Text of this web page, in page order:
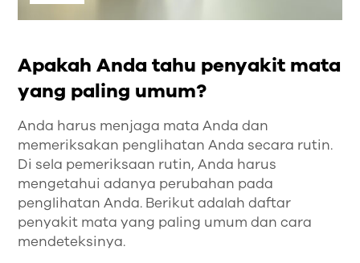
Apakah Anda tahu penyakit mata
yang paling umum?
Anda harus menjaga mata Anda dan
memeriksakan penglihatan Anda secara rutin.
Di sela pemeriksaan rutin, Anda harus
mengetahui adanya perubahan pada
penglihatan Anda. Berikut adalah daftar
penyakit mata yang paling umum dan cara
mendeteksinya.